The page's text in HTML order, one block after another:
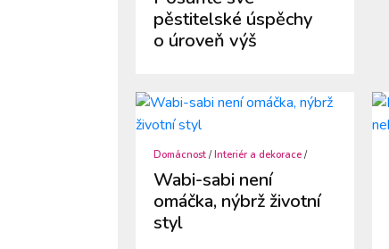
pěstitelské úspěchy
o úroveň výš
Domácnost /Interiér a dekorace /
Wabi-sabi není
omáčka, nýbrž životní
styl